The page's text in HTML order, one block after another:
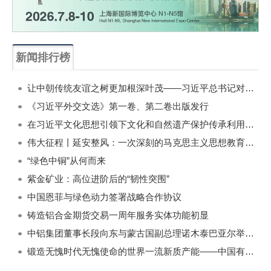
新闻排行榜
让中朝传统友谊之树更加根深叶茂——习近平总书记对朝鲜进行国事访问纪实
《习近平外交文选》第一卷、第二卷出版发行
在习近平文化思想引领下文化和自然遗产保护传承利用工作开创新局面
伟大征程丨延安整风：一次深刻的马克思主义思想教育运动
“绿色中铜”从何而来
紫金矿业：高位进阶后的“韧性突围”
中国恩菲与绿色动力签署战略合作协议
铸造铝合金期货交易一周年服务实体功能初显
中铝集团董事长段向东与蒙古国副总理诺木泰巴亚尔举行会谈
锻造无愧时代无愧使命的世界一流新质产能——中国有色金属工业的战略应对与破局之道（二）